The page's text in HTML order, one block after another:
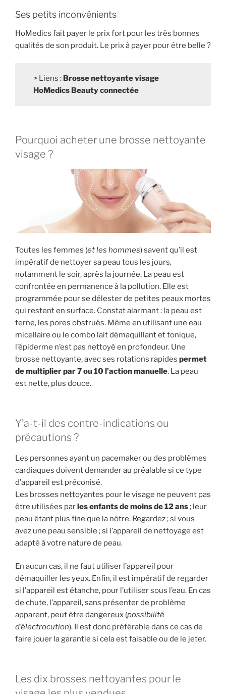
Ses petits inconvénients
HoMedics fait payer le prix fort pour les très bonnes
qualités de son produit. Le prix à payer pour être belle ?
> Liens : Brosse nettoyante visage
HoMedics Beauty connectée
Pourquoi acheter une brosse nettoyante
visage ?
Toutes les femmes (et les hommes) savent qu’il est
impératif de nettoyer sa peau tous les jours,
notamment le soir, après la journée. La peau est
confrontée en permanence à la pollution. Elle est
programmée pour se délester de petites peaux mortes
qui restent en surface. Constat alarmant : la peau est
terne, les pores obstrués. Même en utilisant une eau
micellaire ou le combo lait démaquillant et tonique,
l’épiderme n’est pas nettoyé en profondeur. Une
brosse nettoyante, avec ses rotations rapides permet
de multiplier par 7 ou 10 l’action manuelle. La peau
est nette, plus douce.
Y’a-t-il des contre-indications ou
précautions ?
Les personnes ayant un pacemaker ou des problèmes
cardiaques doivent demander au préalable si ce type
d’appareil est préconisé.
Les brosses nettoyantes pour le visage ne peuvent pas
être utilisées parles enfants de moins de 12 ans; leur
peau étant plus fine que la nôtre. Regardez ; si vous
avez une peau sensible ; si l’appareil de nettoyage est
adapté à votre nature de peau.
En aucun cas, il ne faut utiliser l’appareil pour
démaquiller les yeux. Enfin, il est impératif de regarder
si l’appareil est étanche, pour l’utiliser sous l’eau. En cas
de chute, l’appareil, sans présenter de problème
apparent, peut être dangereux (possibilité
d’électrocution). Il est donc préférable dans ce cas de
faire jouer la garantie si cela est faisable ou de le jeter.
Les dix brosses nettoyantes pour le